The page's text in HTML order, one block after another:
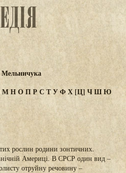
МНОПР СТУФХ[Ц] ЧШЮ
рослин родини зонтичних.
Америці. В СРСР один вид –
отруйну речовину –